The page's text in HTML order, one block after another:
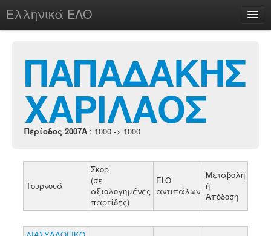
Ελληνικά ΕΛΟ
chesstu.be @ discord
Login
ΠΑΠΑΔΑΚΗΣ
ΧΑΡΙΛΑΟΣ
Περίοδος 2007A : 1000 -> 1000
Τουρνουά
Σκορ
(σε
αξιολογημένες
παρτίδες)
ELO
αντιπάλων
Μεταβολή
ή
Απόδοση